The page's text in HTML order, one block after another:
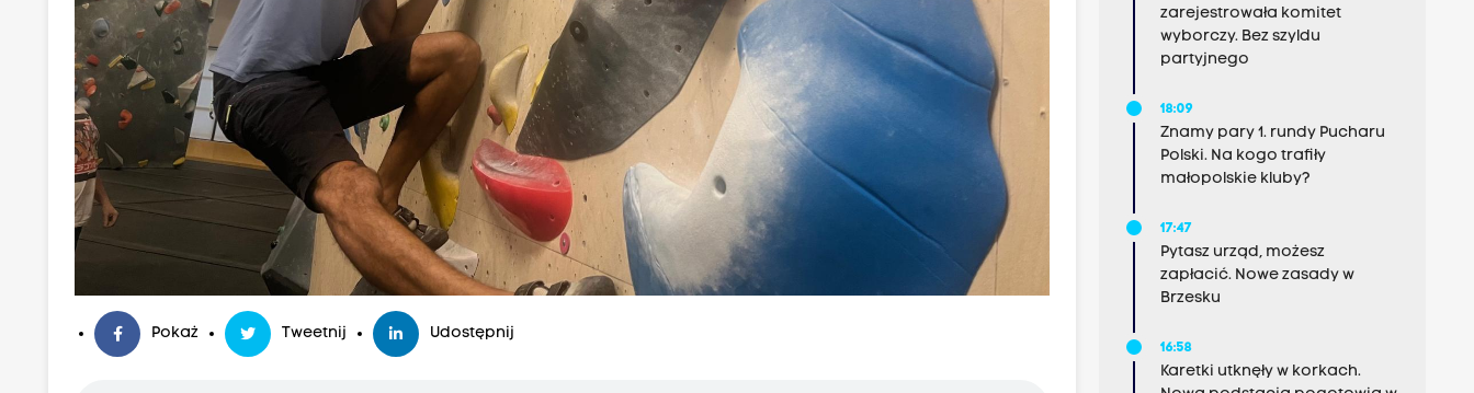
Pokaż Tweetnij Udostępnij
zarejestrowała komitet
wyborczy. Bez szyldu
partyjnego
18:09
Znamy pary 1. rundy Pucharu
Polski. Na kogo trafiły
małopolskie kluby?
17:47
Pytasz urząd, możesz
zapłacić. Nowe zasady w
Brzesku
16:58
Karetki utknęły w korkach.